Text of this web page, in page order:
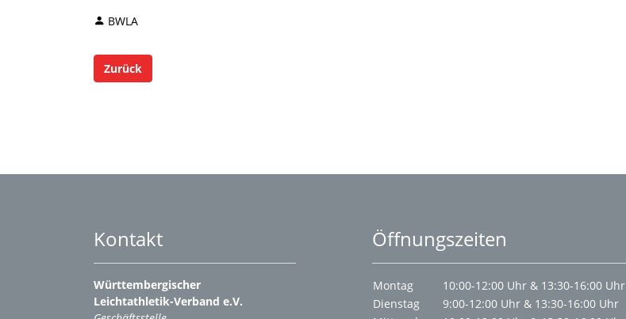
BWLA
Zurück
Kontakt
Württembergischer
Leichtathletik-Verband e.V.
Öffnungszeiten
Montag
10:00-12:00 Uhr & 13:30-16:00 Uhr
Dienstag
9:00-12:00 Uhr & 13:30-16:00 Uhr